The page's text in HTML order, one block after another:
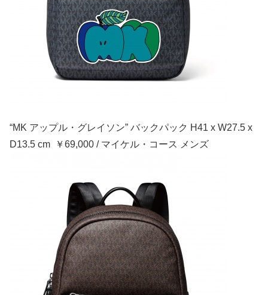
“MK アップル・グレイソン” バックパック H41 x W27.5 x
D13.5 cm ￥69,000 / マイケル・コース メンズ